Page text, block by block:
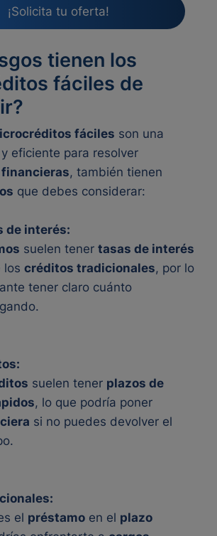
¡Solicita tu oferta!
tienen los
fáciles de
fáciles son una
eficiente para resolver
, también tienen
que debes considerar:
de interés:
suelen tener tasas de interés
los créditos tradicionales, por lo
tener claro cuánto
suelen tener plazos de
, lo que podría poner
si no puedes devolver el
el préstamo en el plazo